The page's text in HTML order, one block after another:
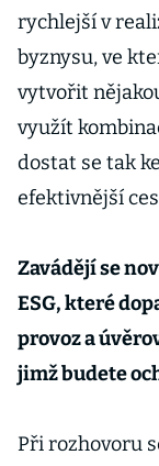
rychlejší v
byznysu, ve
vytvořit
využít
dostat se tak
efektivnější
Zavádějí se
ESG, které
provoz a
jimž budete
Při rozhovoru